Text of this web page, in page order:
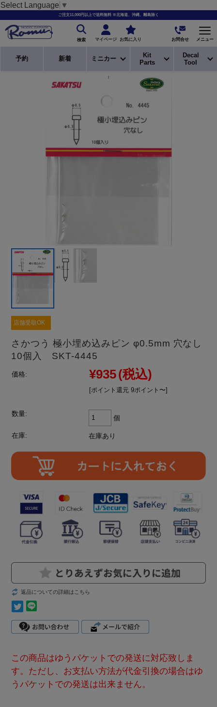
Select Language ▼
ご注文11,000円以上で送料無料 ※北海道、沖縄、離島除く
検索 マイページ お気に入り お問合せ メニュー
予約 新着 ミニカー
Kit
Parts
Decal
Tool
店舗受取OK
さかつう 極小埋め込みピン φ0.5mm 穴なし
10個入 SKT-4445
価格: ¥935(税込)
[ポイント還元 9ポイント〜]
数量:
個
在庫: 在庫あり
返品についての詳細はこちら
この商品はゆうパケットでの発送に対応致しま
す。ただし、お支払い方法が代金引換の場合はゆ
うパケットでの発送は出来ません。